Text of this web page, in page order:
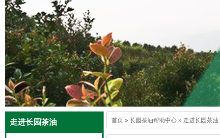
走进长园茶油 首页 » 长园茶油帮助中心 » 走进长园茶油